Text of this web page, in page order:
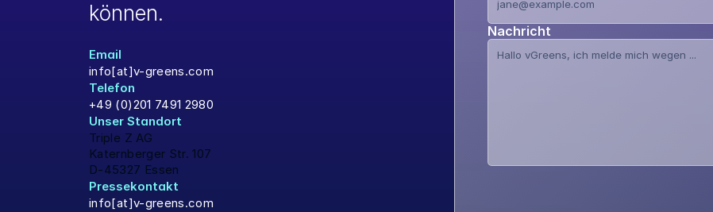
können.
Email
info[at]v-greens.com
Telefon
+49 (0)201 7491 2980
Unser Standort
Triple Z AG
Katernberger Str. 107
D-45327 Essen
Pressekontakt
info[at]v-greens.com
Nachricht